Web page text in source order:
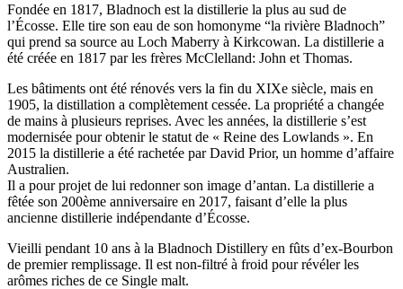
Fondée en 1817, Bladnoch est la distillerie la plus au sud de
l’Écosse. Elle tire son eau de son homonyme “la rivière Bladnoch”
qui prend sa source au Loch Maberry à Kirkcowan. La distillerie a
été créée en 1817 par les frères McClelland: John et Thomas.
Les bâtiments ont été rénovés vers la fin du XIXe siècle, mais en
1905, la distillation a complètement cessée. La propriété a changée
de mains à plusieurs reprises. Avec les années, la distillerie s’est
modernisée pour obtenir le statut de « Reine des Lowlands ». En
2015 la distillerie a été rachetée par David Prior, un homme d’affaire
Australien.
Il a pour projet de lui redonner son image d’antan. La distillerie a
fêtée son 200ème anniversaire en 2017, faisant d’elle la plus
ancienne distillerie indépendante d’Écosse.
Vieilli pendant 10 ans à la Bladnoch Distillery en fûts d’ex-Bourbon
de premier remplissage. Il est non-filtré à froid pour révéler les
arômes riches de ce Single malt.